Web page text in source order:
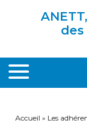
Accueil » Les